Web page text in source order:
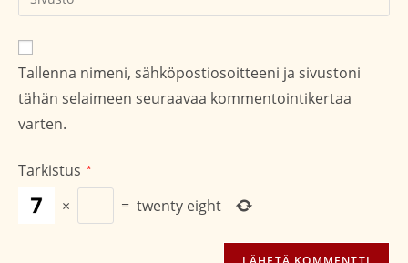
sivustosi
verkko-
osoite/URL
(valinnainen)
Tallenna nimeni, sähköpostiosoitteeni ja sivustoni
tähän selaimeen seuraavaa kommentointikertaa
varten.
Tarkistus *
× = twenty eight